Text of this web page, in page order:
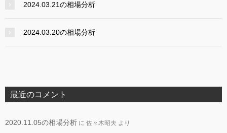
2024.03.21の相場分析
2024.03.20の相場分析
最近のコメント
2020.11.05の相場分析 に 佐々木昭夫 より